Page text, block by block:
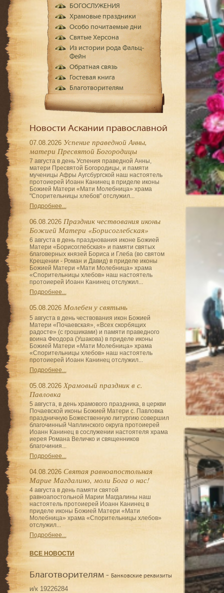
БОГОСЛУЖЕНИЯ
Храмовые праздники
Особо почитаемые дни
Святые Херсона
Из истории рода Фальц-
Фейн
Обратная связь
Гостевая книга
Благотворителям
Новости Аскании православной
07.08.2026 Успение праведной Анны,
матери Пресвятой Богородицы
7 августа в день Успения праведной Анны,
матери Пресвятой Богородицы, и памяти
мученицы Афры Аугсбургской наш настоятель
протоиерей Иоанн Канинец в приделе иконы
Божией Матери «Мати Молебница» храма
"Спорительницы хлебов" отслужил...
Подробнее...
06.08.2026 Праздник чествования иконы
Божией Матери «Борисоглебская»
6 августа в день празднования иконе Божией
Матери «Борисоглебская» и памяти святых
благоверных князей Бориса и Глеба (во святом
Крещении - Роман и Давид) в приделе иконы
Божией Матери «Мати Молебница» храма
«Спорительницы хлебов» наш настоятель
протоиерей Иоанн Канинец отслужил...
Подробнее...
05.08.2026 Молебен у святынь
5 августа в день чествования икон Божией
Матери «Почаевская», «Всех скорбящих
радосте» (с грошиками) и памяти праведного
воина Феодора (Ушакова) в приделе иконы
Божией Матери «Мати Молебница» храма
«Спорительницы хлебов» наш настоятель
протоиерей Иоанн Канинец отслужил...
Подробнее...
05.08.2026 Храмовый праздник в с.
Павловка
5 августа, в день храмового праздника, в церкви
Почаевской иконы Божией Матери с. Павловка
праздничную Божественную литургию совершил
благочинный Чаплинского округа протоиерей
Иоанн Канинец в сослужении настоятеля храма
иерея Романа Величко и священников
благочиния...
Подробнее...
04.08.2026 Святая равноапостольная
Марие Магдалино, моли Бога о нас!
4 августа в день памяти святой
равноапостольной Марии Магдалины наш
настоятель протоиерей Иоанн Канинец в
приделе иконы Божией Матери «Мати
Молебница» храма «Спорительницы хлебов»
отслужил...
Подробнее...
ВСЕ НОВОСТИ
Благотворителям - Банковские реквизиты
и/к 19226284